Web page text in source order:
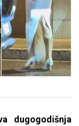
dugogodišnja